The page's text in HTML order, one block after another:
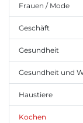
Frauen / Mode
Geschäft
Gesundheit
Gesundheit und
Haustiere
Kochen